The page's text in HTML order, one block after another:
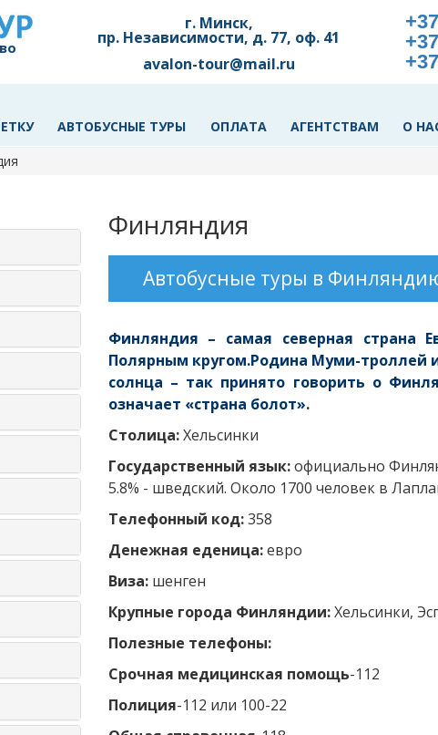
г. Минск,
пр. Независимости, д. 77, оф. 41
avalon-tour@mail.ru
АВТОБУСНЫЕ ТУРЫ ОПЛАТА АГЕНТСТВАМ О
Финляндия
Автобусные туры в
Финляндия – самая северная страна
Полярным кругом.Родина Муми-троллей
солнца – так принято говорить о
означает «страна болот».
Столица:Хельсинки
Государственный язык:официально
5.8% - шведский. Около 1700 человек в
Телефонный код:358
Денежная еденица:евро
Виза:шенген
Крупные города Финляндии:Хельсинки,
Полезные телефоны:
Срочная медицинская помощь-112
Полиция-112 или 100-22